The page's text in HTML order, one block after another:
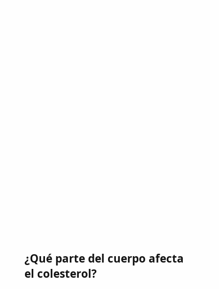
¿Qué parte del cuerpo afecta
el colesterol?